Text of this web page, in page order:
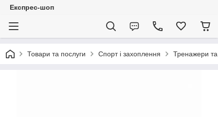
Експрес-шоп
Товари та послуги Спорт і захоплення Тренажери